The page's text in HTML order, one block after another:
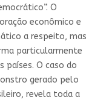
O
econômico e
a respeito, mas
particularmente
países. O caso do
gerado pelo
revela toda a